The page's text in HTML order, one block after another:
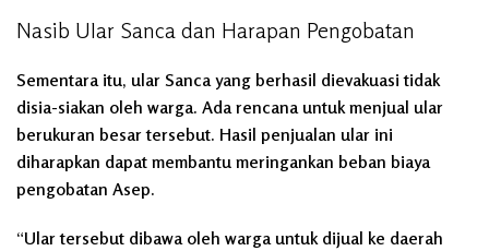
Nasib Ular Sanca dan Harapan Pengobatan
Sementara itu, ular Sanca yang berhasil dievakuasi tidak
disia-siakan oleh warga. Ada rencana untuk menjual ular
berukuran besar tersebut. Hasil penjualan ular ini
diharapkan dapat membantu meringankan beban biaya
pengobatan Asep.
“Ular tersebut dibawa oleh warga untuk dijual ke daerah